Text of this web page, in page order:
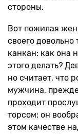
стороны.
Вот пожилая
своего довольно
канкан: как она
этого делать?
но считает, что
мужчина,
проходит
торсом: он
этом качестве